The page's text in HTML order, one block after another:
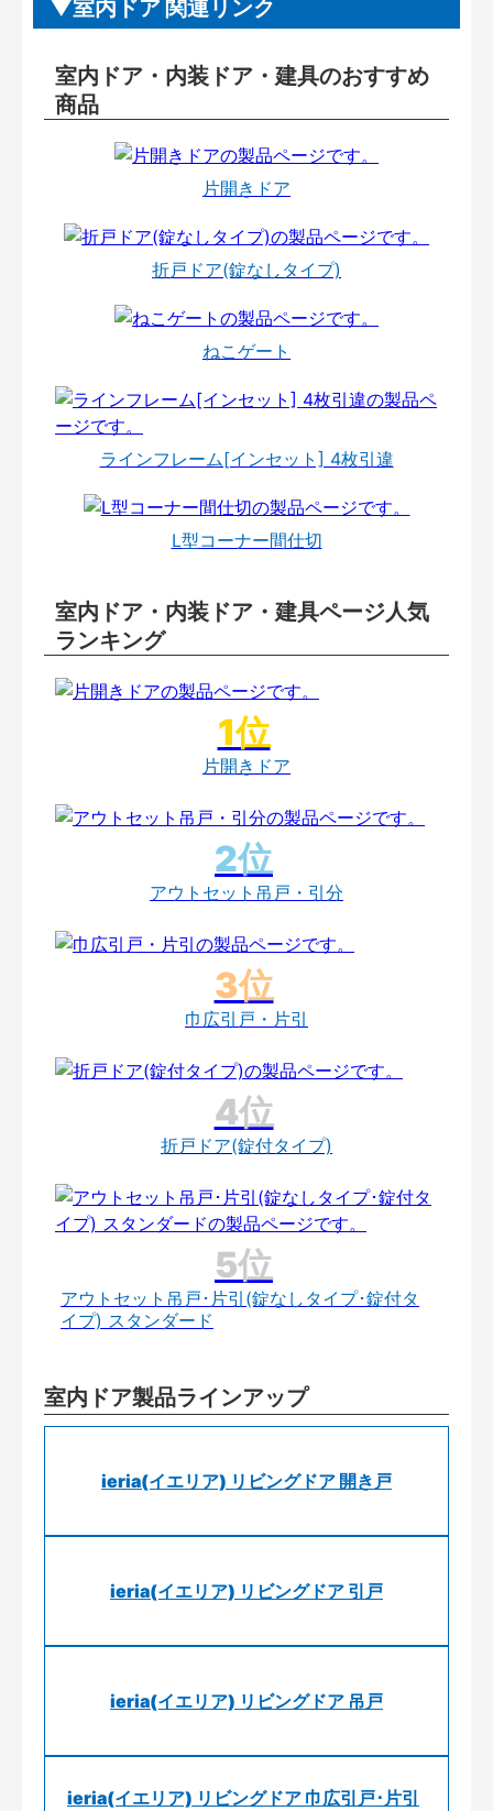
室内ドア 関連リンク
室内ドア・内装ドア・建具のおすすめ
商品
片開きドア
折戸ドア(錠なしタイプ)
ねこゲート
ラインフレーム[インセット] 4枚引違
L型コーナー間仕切
室内ドア・内装ドア・建具ページ人気
ランキング
片開きドア
アウトセット吊戸・引分
巾広引戸・片引
折戸ドア(錠付タイプ)
アウトセット吊戸･片引(錠なしタイプ･錠付タ
イプ) スタンダード
室内ドア製品ラインアップ
ieria(イエリア) リビングドア 開き戸
ieria(イエリア) リビングドア 引戸
ieria(イエリア) リビングドア 吊戸
ieria(イエリア) リビングドア 巾広引戸･片引